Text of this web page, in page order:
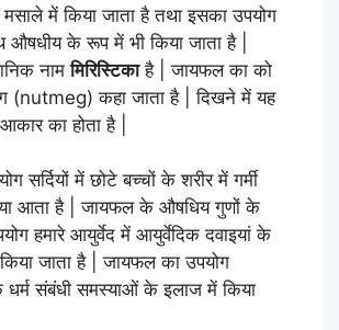
मसाले में किया जाता है तथा इसका उपयोग
औषधीय के रूप में भी किया जाता है |
नाममिरिस्टिकाहै | जायफल का को
(nutmeg) कहा जाता है | दिखने में यह
का होता है |
सर्दियों में छोटे बच्चों के शरीर में गर्मी
आता है | जायफल के औषधिय गुणों के
हमारे आयुर्वेद में आयुर्वेदिक दवाइयां के
जाता है | जायफल का उपयोग
धर्म संबंधी समस्याओं के इलाज में किया